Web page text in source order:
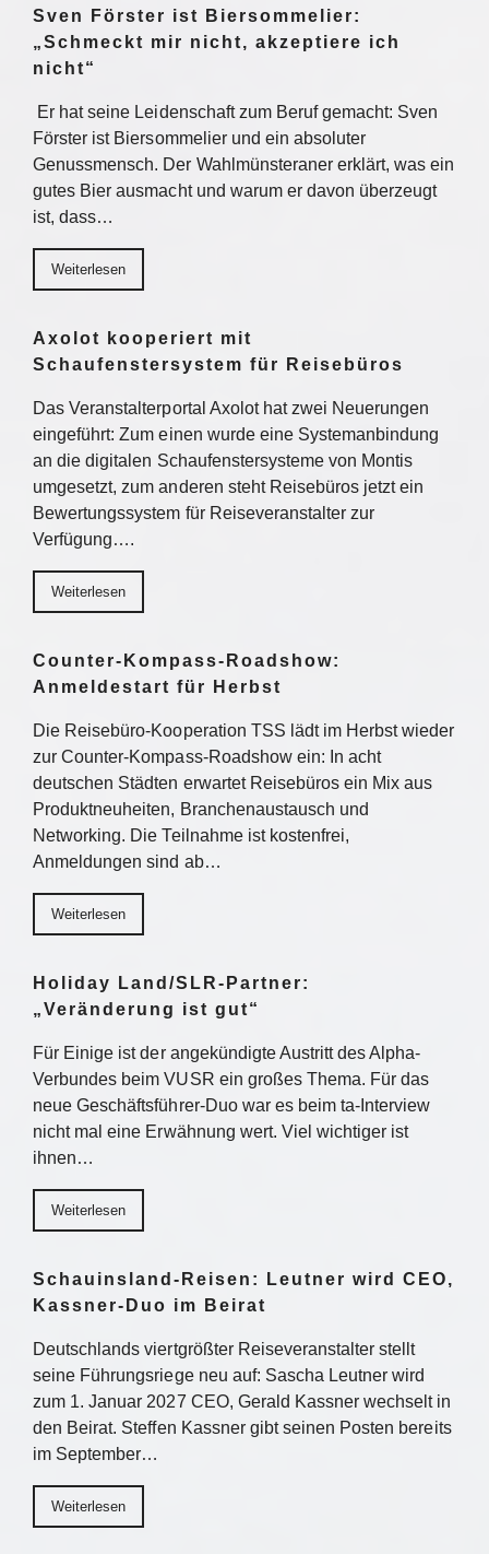
Sven Förster ist Biersommelier:
„Schmeckt mir nicht, akzeptiere ich
nicht“
Er hat seine Leidenschaft zum Beruf gemacht: Sven
Förster ist Biersommelier und ein absoluter
Genussmensch. Der Wahlmünsteraner erklärt, was ein
gutes Bier ausmacht und warum er davon überzeugt
ist, dass…
Weiterlesen
Axolot kooperiert mit
Schaufenstersystem für Reisebüros
Das Veranstalterportal Axolot hat zwei Neuerungen
eingeführt: Zum einen wurde eine Systemanbindung
an die digitalen Schaufenstersysteme von Montis
umgesetzt, zum anderen steht Reisebüros jetzt ein
Bewertungssystem für Reiseveranstalter zur
Verfügung….
Weiterlesen
Counter-Kompass-Roadshow:
Anmeldestart für Herbst
Die Reisebüro-Kooperation TSS lädt im Herbst wieder
zur Counter-Kompass-Roadshow ein: In acht
deutschen Städten erwartet Reisebüros ein Mix aus
Produktneuheiten, Branchenaustausch und
Networking. Die Teilnahme ist kostenfrei,
Anmeldungen sind ab…
Weiterlesen
Holiday Land/SLR-Partner:
„Veränderung ist gut“
Für Einige ist der angekündigte Austritt des Alpha-
Verbundes beim VUSR ein großes Thema. Für das
neue Geschäftsführer-Duo war es beim ta-Interview
nicht mal eine Erwähnung wert. Viel wichtiger ist
ihnen…
Weiterlesen
Schauinsland-Reisen: Leutner wird CEO,
Kassner-Duo im Beirat
Deutschlands viertgrößter Reiseveranstalter stellt
seine Führungsriege neu auf: Sascha Leutner wird
zum 1. Januar 2027 CEO, Gerald Kassner wechselt in
den Beirat. Steffen Kassner gibt seinen Posten bereits
im September…
Weiterlesen